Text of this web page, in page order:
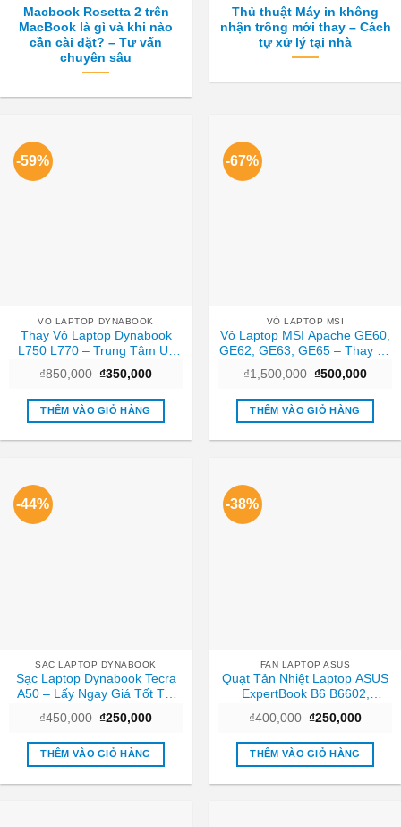
Macbook Rosetta 2 trên
MacBook là gì và khi nào
cần cài đặt? – Tư vấn
chuyên sâu
Thủ thuật Máy in không
nhận trống mới thay – Cách
tự xử lý tại nhà
-59%
VO LAPTOP DYNABOOK
Thay Vỏ Laptop Dynabook
L750 L770 – Trung Tâm Uy
₫850,000 Giá
là:
₫850,000.
₫350,000Giá
tại
₫350,000.
THÊM VÀO GIỎ HÀNG
-67%
VỎ LAPTOP MSI
Vỏ Laptop MSI Apache GE60,
GE62, GE63, GE65 – Thay Vỏ
₫1,500,000 Giá
là:
₫1,500,000.
₫500,000Giá
tại
THÊM VÀO GIỎ HÀNG
-44%
SAC LAPTOP DYNABOOK
Sạc Laptop Dynabook Tecra
A50 – Lấy Ngay Giá Tốt Tại
₫450,000 Giá
là:
₫450,000.
₫250,000Giá
tại
₫250,000.
THÊM VÀO GIỎ HÀNG
-38%
FAN LAPTOP ASUS
Quạt Tản Nhiệt Laptop ASUS
ExpertBook B6 B6602,
Ngay TPHCM
₫400,000 Giá
là:
₫400,000.
₫250,000Giá
tại
THÊM VÀO GIỎ HÀNG